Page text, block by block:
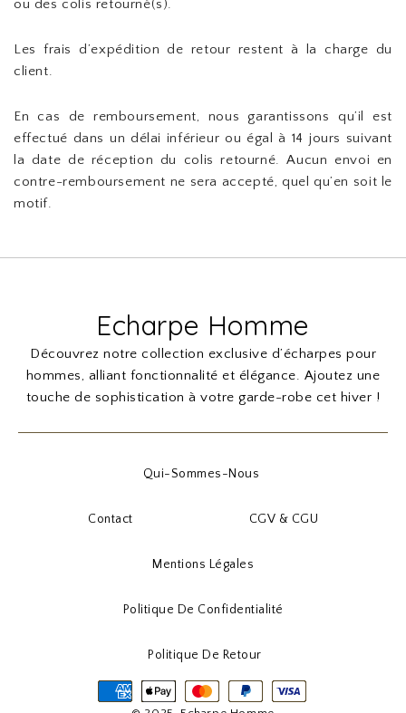
ou des colis retourné(s).
Les frais d’expédition de retour restent à la charge du
client.
En cas de remboursement, nous garantissons qu’il est
effectué dans un délai inférieur ou égal à 14 jours suivant
la date de réception du colis retourné. Aucun envoi en
contre-remboursement ne sera accepté, quel qu’en soit le
motif.
Echarpe Homme
Découvrez notre collection exclusive d’écharpes pour
hommes, alliant fonctionnalité et élégance. Ajoutez une
touche de sophistication à votre garde-robe cet hiver !
Qui-Sommes-Nous
Contact CGV & CGU
Mentions Légales
Politique De Confidentialité
Politique De Retour